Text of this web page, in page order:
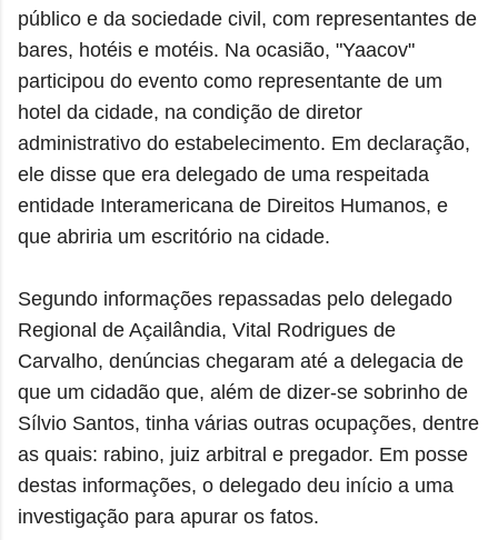
público e da sociedade civil, com representantes de
bares, hotéis e motéis. Na ocasião, "Yaacov"
participou do evento como representante de um
hotel da cidade, na condição de diretor
administrativo do estabelecimento. Em declaração,
ele disse que era delegado de uma respeitada
entidade Interamericana de Direitos Humanos, e
que abriria um escritório na cidade.
Segundo informações repassadas pelo delegado
Regional de Açailândia, Vital Rodrigues de
Carvalho, denúncias chegaram até a delegacia de
que um cidadão que, além de dizer-se sobrinho de
Sílvio Santos, tinha várias outras ocupações, dentre
as quais: rabino, juiz arbitral e pregador. Em posse
destas informações, o delegado deu início a uma
investigação para apurar os fatos.